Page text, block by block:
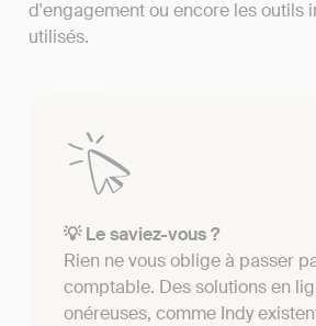
d'engagement ou encore les outils
utilisés.
💡 Le saviez-vous ?
Rien ne vous oblige à passer
comptable. Des solutions en
onéreuses, comme Indy